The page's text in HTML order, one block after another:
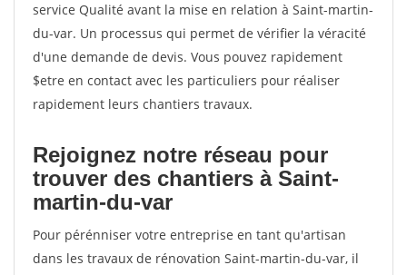
service Qualité avant la mise en relation à Saint-martin-
du-var. Un processus qui permet de vérifier la véracité
d'une demande de devis. Vous pouvez rapidement
$etre en contact avec les particuliers pour réaliser
rapidement leurs chantiers travaux.
Rejoignez notre réseau pour
trouver des chantiers à Saint-
martin-du-var
Pour pérénniser votre entreprise en tant qu'artisan
dans les travaux de rénovation Saint-martin-du-var, il